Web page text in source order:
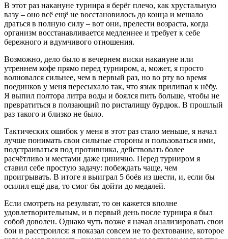
В этот раз накануне турнира я берёг плечо, как хрустальную
вазу – оно всё ещё не восстановилось до конца и мешало
драться в полную силу – вот они, прелести возраста, когда
организм восстанавливается медленнее и требует к себе
бережного и вдумчивого отношения.
Возможно, дело было в вечернем виски накануне или
утреннем кофе прямо перед турниром, а, может, я просто
волновался сильнее, чем в первый раз, но во рту во время
поединков у меня пересыхало так, что язык прилипал к нёбу.
Я выпил полтора литра воды и боялся пить больше, чтобы не
превратиться в ползающий по ристалищу бурдюк. В прошлый
раз такого и близко не было.
Тактических ошибок у меня в этот раз стало меньше, я начал
лучше понимать свои сильные стороны и пользоваться ими,
подстраиваться под противника, действовать более
расчётливо и местами даже цинично. Перед турниром я
ставил себе простую задачу: побеждать чаще, чем
проигрывать. В итоге я выиграл 5 боёв из шести, и, если бы
осилил ещё два, то смог бы дойти до медалей.
Если смотреть на результат, то он кажется вполне
удовлетворительным, и в первый день после турнира я был
собой доволен. Однако чуть позже я начал анализировать свои
бои и расстроился: я показал совсем не то фехтование, которое